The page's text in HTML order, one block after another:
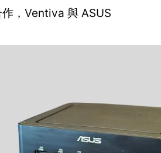
，Ventiva 與 ASUS